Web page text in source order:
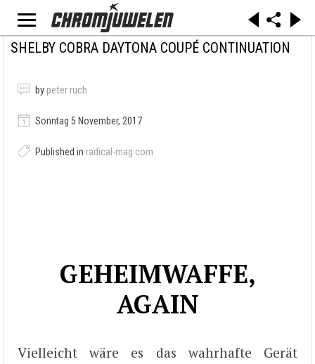
SHELBY COBRA DAYTONA COUPÉ CONTINUATION
by peter ruch
Sonntag 5 November, 2017
Published in radical-mag.com
GEHEIMWAFFE,
AGAIN
Vielleicht wäre es das wahrhafte Gerät